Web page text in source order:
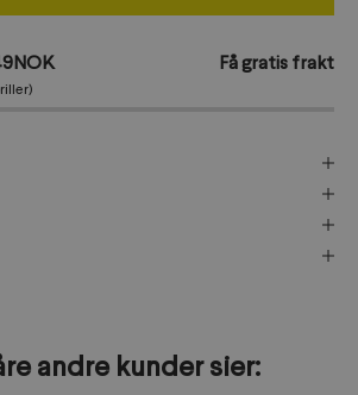
Få gratis frakt
andre kunder sier: